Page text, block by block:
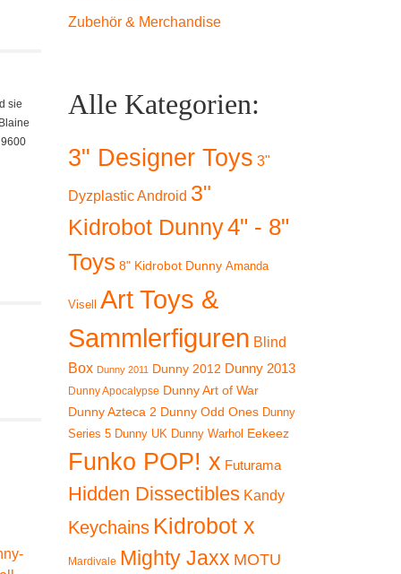
sie
Zubehör & Merchandise
Alle Kategorien:
3" Designer Toys 3"
Dyzplastic Android 3"
Kidrobot Dunny4" - 8"
Toys 8" Kidrobot Dunny Amanda
Visell
Art Toys &
Sammlerfiguren Blind
Box Dunny 2011 Dunny 2012 Dunny 2013
Dunny Apocalypse Dunny Art of War
Dunny Azteca 2 Dunny Odd Ones Dunny
Series 5 Dunny UK Dunny Warhol Eekeez
Funko POP! x Futurama
Hidden Dissectibles Kandy
Keychains Kidrobot x
Mardivale Mighty Jaxx MOTU